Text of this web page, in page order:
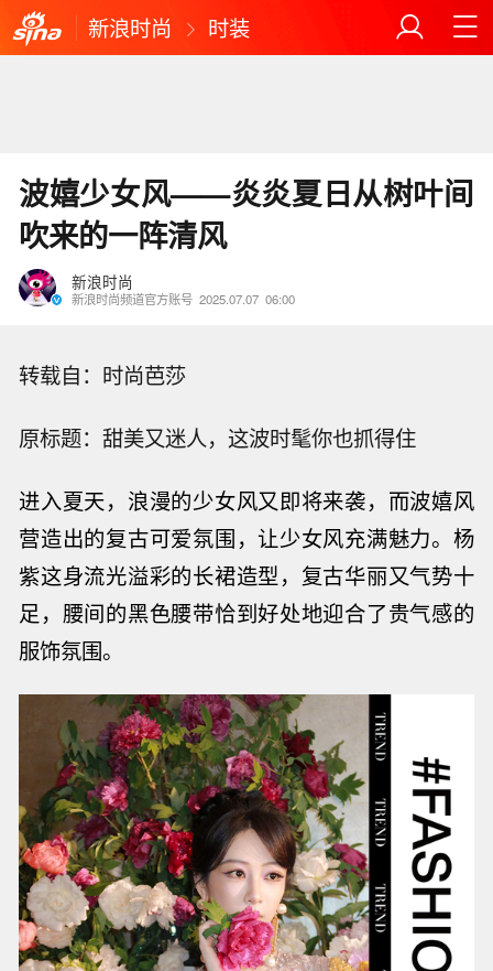
新浪时尚 时装
波嬉少女风——炎炎夏日从树叶间
吹来的一阵清风
新浪时尚
新浪时尚频道官方账号 2025.07.07 06:00
转载自：时尚芭莎
原标题：甜美又迷人，这波时髦你也抓得住
进入夏天，浪漫的少女风又即将来袭，而波嬉风
营造出的复古可爱氛围，让少女风充满魅力。杨
紫这身流光溢彩的长裙造型，复古华丽又气势十
足，腰间的黑色腰带恰到好处地迎合了贵气感的
服饰氛围。